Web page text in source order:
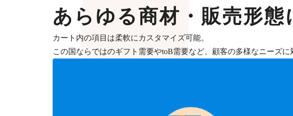
あらゆる商材・販売形態
カート内の項目は柔軟にカスタマイズ可能。
この国ならではのギフト需要やtoB需要など、顧客の多様なニーズに